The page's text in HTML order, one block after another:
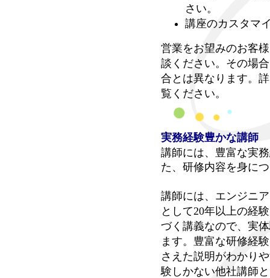
さい。
講座のカスタマ
営業をお望みのお客
談ください。その場
合とは異なります。
覧ください。
実務経験豊かな講師
講師には、豊富な実
た、研修内容を身に
講師には、エンジニ
として20年以上の経
づく講義なので、実
ます。豊富な研修経
さえた説明がわかり
験しかない他社講師